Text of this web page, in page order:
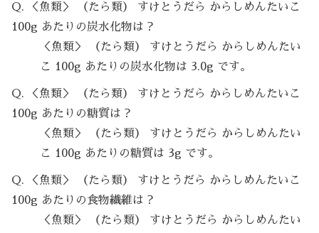
Q. ＜魚類＞ （たら類） すけとうだら からしめんたいこ
100g あたりの炭水化物は？
＜魚類＞ （たら類） すけとうだら からしめんたい
こ 100g あたりの炭水化物は 3.0g です。
Q. ＜魚類＞ （たら類） すけとうだら からしめんたいこ
100g あたりの糖質は？
＜魚類＞ （たら類） すけとうだら からしめんたい
こ 100g あたりの糖質は 3g です。
Q. ＜魚類＞ （たら類） すけとうだら からしめんたいこ
100g あたりの食物繊維は？
＜魚類＞ （たら類） すけとうだら からしめんたい